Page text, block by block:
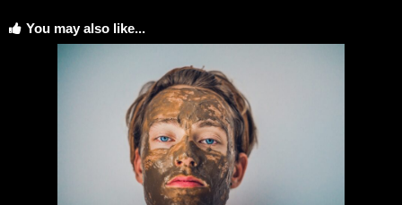
You may also like...